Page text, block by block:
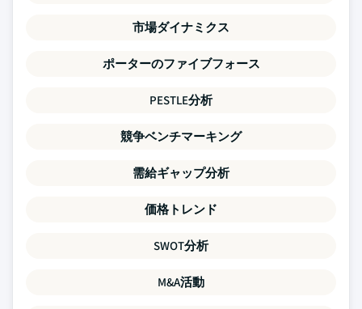
市場ダイナミクス
ポーターのファイブフォース
PESTLE分析
競争ベンチマーキング
需給ギャップ分析
価格トレンド
SWOT分析
M&A活動